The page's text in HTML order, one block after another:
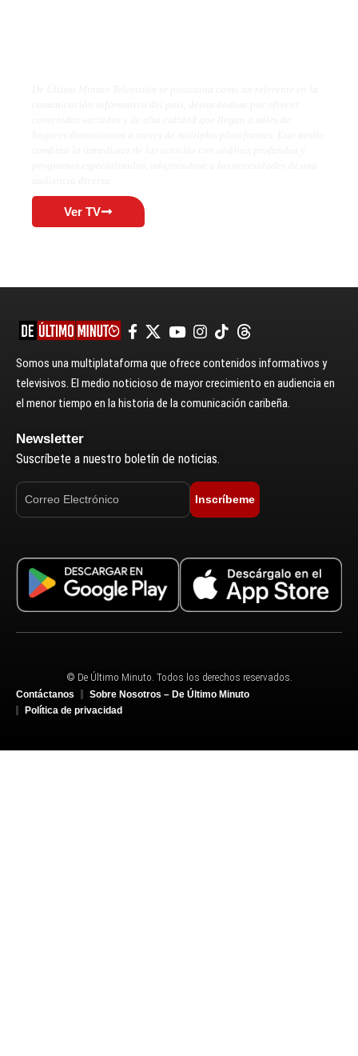
Ver TV
Somos una multiplataforma que ofrece contenidos informativos y
televisivos. El medio noticioso de mayor crecimiento en audiencia en
el menor tiempo en la historia de la comunicación caribeña.
Newsletter
Suscríbete a nuestro boletín de noticias.
Inscríbeme
© De Último Minuto. Todos los derechos reservados.
Contáctanos
Sobre Nosotros – De Último Minuto
Política de privacidad